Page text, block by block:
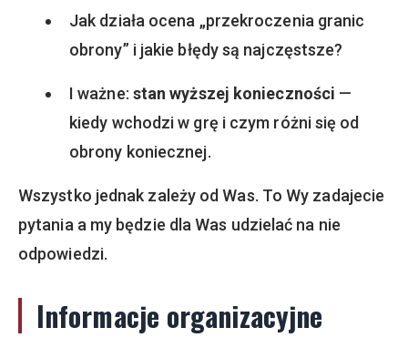
Jak działa ocena „przekroczenia granic
obrony” i jakie błędy są najczęstsze?
I ważne: stan wyższej konieczności —
kiedy wchodzi w grę i czym różni się od
obrony koniecznej.
Wszystko jednak zależy od Was. To Wy zadajecie
pytania a my będzie dla Was udzielać na nie
odpowiedzi.
Informacje organizacyjne